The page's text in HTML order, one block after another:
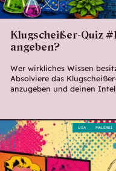
Klugscheißer-Quiz
angeben?
Wer wirkliches Wissen
Absolviere das
anzugeben und deinen
MALEREI
USA